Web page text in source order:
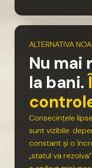
ALTERNATIVA
Nu mai r
la bani.Î
control
Consecințele
sunt vizibile:
constant și o
„statul va